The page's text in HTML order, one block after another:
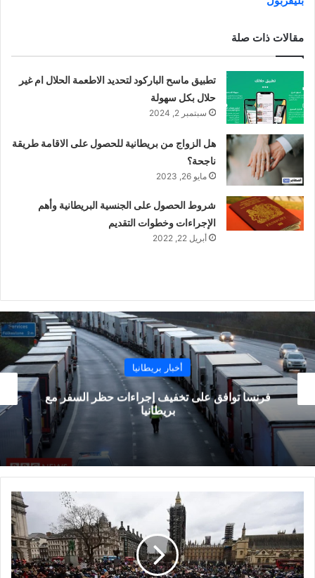
مقالات ذات صلة
تطبيق ماسح الباركود لتحديد الاطعمة الحلال ام غير
حلال بكل سهولة
سبتمبر 2, 2024
هل الزواج من بريطانية للحصول على الاقامة طريقة
ناجحة؟
مايو 26, 2023
شروط الحصول على الجنسية البريطانية وأهم
الإجراءات وخطوات التقديم
أبريل 22, 2022
أخبار بريطانيا
على تخفيف إجراءات حظر السفر مع
بريطانيا
لندن:
العاصمة
لندن
تحذر
من
اعتقال